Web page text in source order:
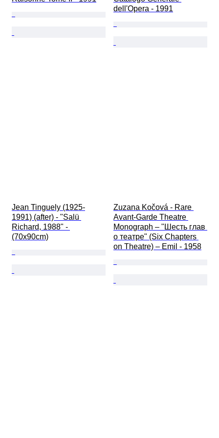
dell'Opera - 1991
Jean Tinguely (1925-
1991) (after) - "Salü
Richard, 1988" -
(70x90cm)
Zuzana Kočová - Rare
Avant-Garde Theatre
Monograph – "Шесть глав
о театре" (Six Chapters
on Theatre) – Emil - 1958